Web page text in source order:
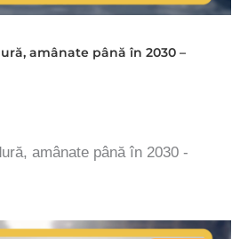
amânate până în 2030 –
amânate până în 2030 -